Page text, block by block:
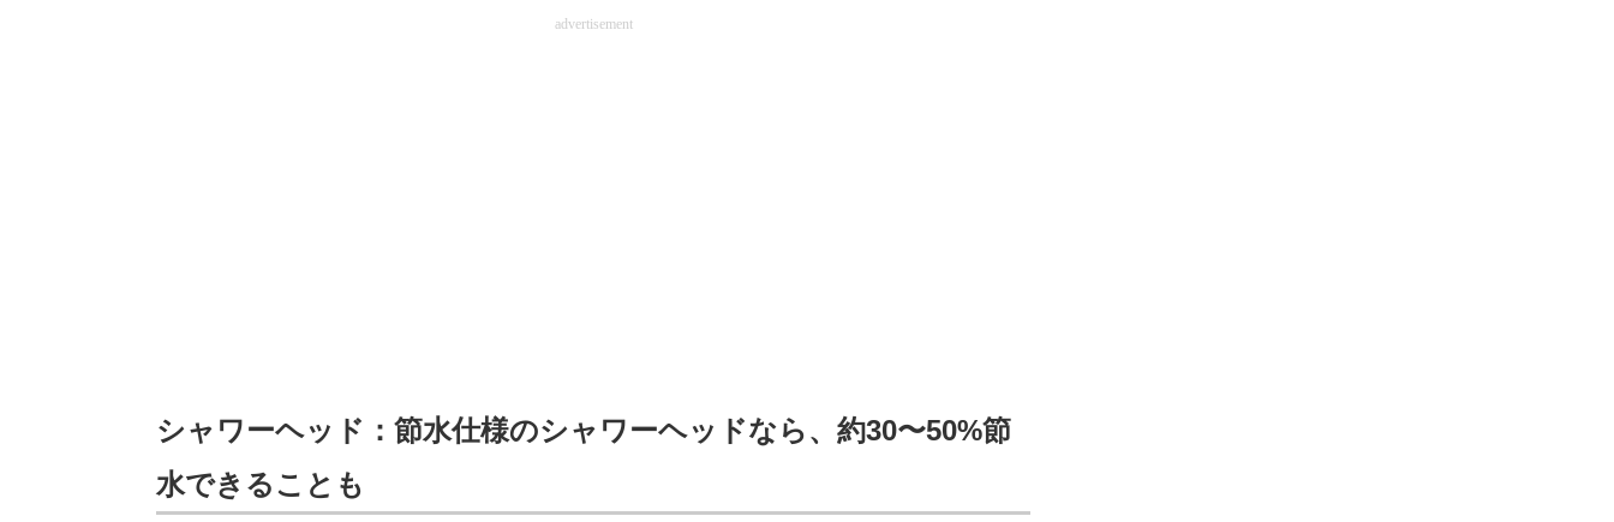
advertisement
シャワーヘッド：節水仕様のシャワーヘッドなら、約30〜50%節
水できることも